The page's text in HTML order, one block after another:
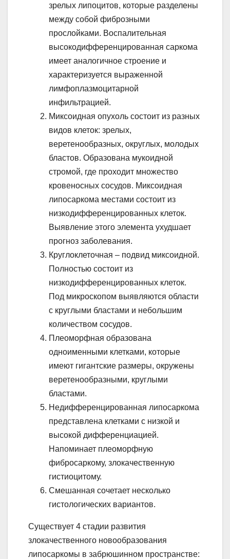
зрелых липоцитов, которые разделены
между собой фиброзными
прослойками. Воспалительная
высокодифференцированная саркома
имеет аналогичное строение и
характеризуется выраженной
лимфоплазмоцитарной
инфильтрацией.
Миксоидная опухоль состоит из разных
видов клеток: зрелых,
веретенообразных, округлых, молодых
бластов. Образована мукоидной
стромой, где проходит множество
кровеносных сосудов. Миксоидная
липосаркома местами состоит из
низкодифференцированных клеток.
Выявление этого элемента ухудшает
прогноз заболевания.
Круглоклеточная – подвид миксоидной.
Полностью состоит из
низкодифференцированных клеток.
Под микроскопом выявляются области
с круглыми бластами и небольшим
количеством сосудов.
Плеоморфная образована
одноименными клетками, которые
имеют гигантские размеры, окружены
веретенообразными, круглыми
бластами.
Недифференцированная липосаркома
представлена клетками с низкой и
высокой дифференциацией.
Напоминает плеоморфную
фибросаркому, злокачественную
гистиоцитому.
Смешанная сочетает несколько
гистологических вариантов.
Существует 4 стадии развития
злокачественного новообразования
липосаркомы в забрюшинном пространстве: